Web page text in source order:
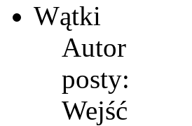
Wątki
Autor
posty:
Wejść